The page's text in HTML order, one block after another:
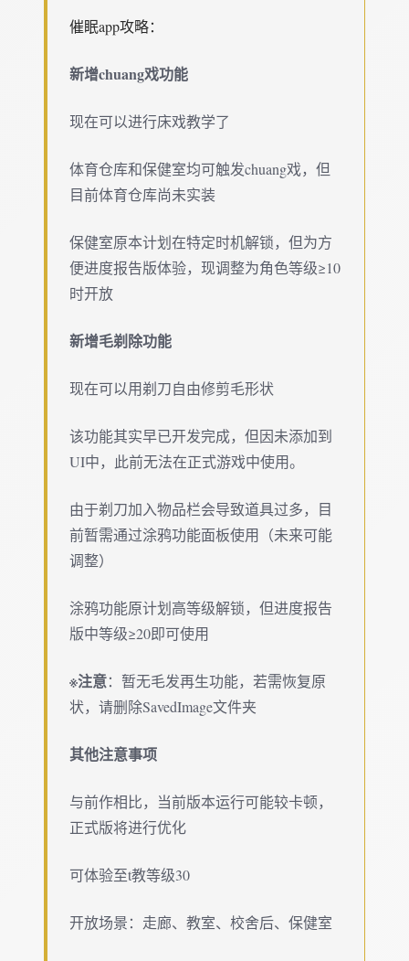
催眠app攻略：
新增chuang戏功能
现在可以进行床戏教学了
体育仓库和保健室均可触发chuang戏，但
目前体育仓库尚未实装
保健室原本计划在特定时机解锁，但为方
便进度报告版体验，现调整为角色等级≥10
时开放
新增毛剃除功能
现在可以用剃刀自由修剪毛形状
该功能其实早已开发完成，但因未添加到
UI中，此前无法在正式游戏中使用。
由于剃刀加入物品栏会导致道具过多，目
前暂需通过涂鸦功能面板使用（未来可能
调整）
涂鸦功能原计划高等级解锁，但进度报告
版中等级≥20即可使用
※注意：暂无毛发再生功能，若需恢复原
状，请删除SavedImage文件夹
其他注意事项
与前作相比，当前版本运行可能较卡顿，
正式版将进行优化
可体验至t教等级30
开放场景：走廊、教室、校舍后、保健室